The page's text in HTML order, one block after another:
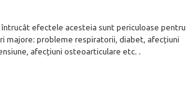
efectele acesteia sunt periculoase pentru
majore: probleme respiratorii, diabet, afecțiuni
afecțiuni osteoarticulare etc. .